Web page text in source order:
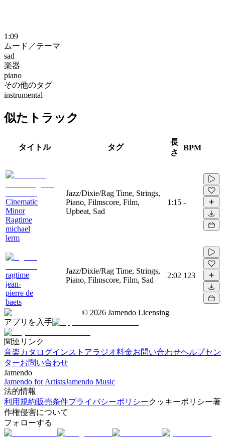
1:09
ムード／テーマ
sad
楽器
piano
その他のタグ
instrumental
似たトラック
タイトル タグ
長
さ
BPM
Cinematic
Minor
Ragtime
michael
lerm
Jazz/Dixie/Rag Time, Strings,
Piano, Filmscore, Film,
Upbeat, Sad
1:15 -
ragtime
jean-
pierre de
baets
Jazz/Dixie/Rag Time, Strings,
Piano, Filmscore, Film, Sad
2:02 123
© 2026 Jamendo Licensing
アプリを入手
関連リンク
音楽カタログインストアラジオ料金お問い合わせヘルプセン
ターお問い合わせ
Jamendo
Jamendo for ArtistsJamendo Music
法的情報
利用規約販売条件プライバシーポリシークッキーポリシー著
作権侵害について
フォローする